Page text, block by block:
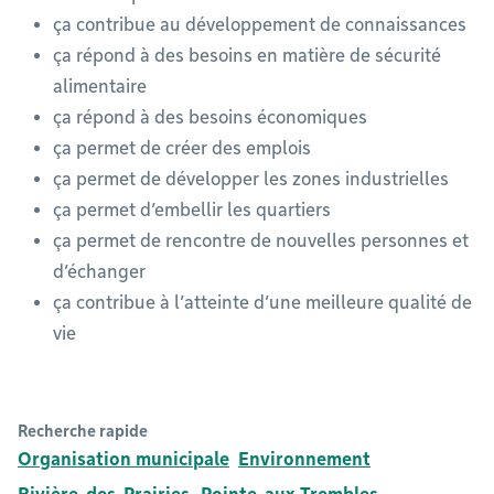
ça contribue au développement de connaissances
ça répond à des besoins en matière de sécurité
alimentaire
ça répond à des besoins économiques
ça permet de créer des emplois
ça permet de développer les zones industrielles
ça permet d’embellir les quartiers
ça permet de rencontre de nouvelles personnes et
d’échanger
ça contribue à l’atteinte d’une meilleure qualité de
vie
Recherche rapide
Organisation municipale Environnement